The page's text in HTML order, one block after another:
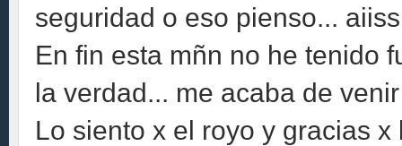
seguridad o eso pienso...
En fin esta mñn no he tenido
la verdad... me acaba de
Lo siento x el royo y gracias